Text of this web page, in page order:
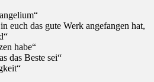
euch das gute Werk angefangen hat,
habe“
das Beste sei“